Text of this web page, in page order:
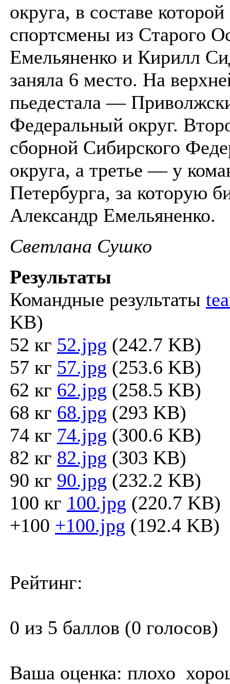
округа, в составе
спортсмены из Старого
Емельяненко и Кирилл
заняла 6 место. На
пьедестала —
Федеральный округ.
сборной Сибирского
округа, а третье — у
Петербурга, за которую
Александр Емельяненко.
Светлана Сушко
Результаты
Командные результаты
KB)
52 кг 52.jpg (242.7 KB)
57 кг 57.jpg (253.6 KB)
62 кг 62.jpg (258.5 KB)
68 кг 68.jpg (293 KB)
74 кг 74.jpg (300.6 KB)
82 кг 82.jpg (303 KB)
90 кг 90.jpg (232.2 KB)
100 кг 100.jpg (220.7 KB)
+100 +100.jpg (192.4 KB)
Рейтинг:
0 из 5 баллов (0 голосов)
Ваша оценка: плохо